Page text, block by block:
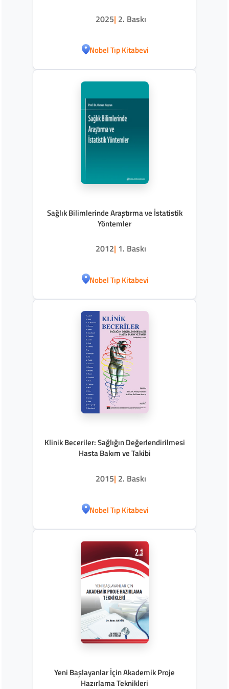
2025| 2. Baskı
Nobel Tıp Kitabevi
Sağlık Bilimlerinde Araştırma ve İstatistik
Yöntemler
2012| 1. Baskı
Nobel Tıp Kitabevi
Klinik Beceriler: Sağlığın Değerlendirilmesi
Hasta Bakım ve Takibi
2015| 2. Baskı
Nobel Tıp Kitabevi
Yeni Başlayanlar İçin Akademik Proje
Hazırlama Teknikleri